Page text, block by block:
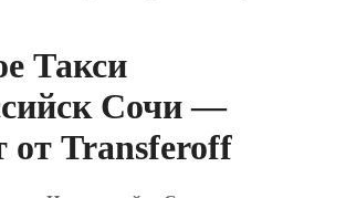
Такси
Сочи —
от Transferoff